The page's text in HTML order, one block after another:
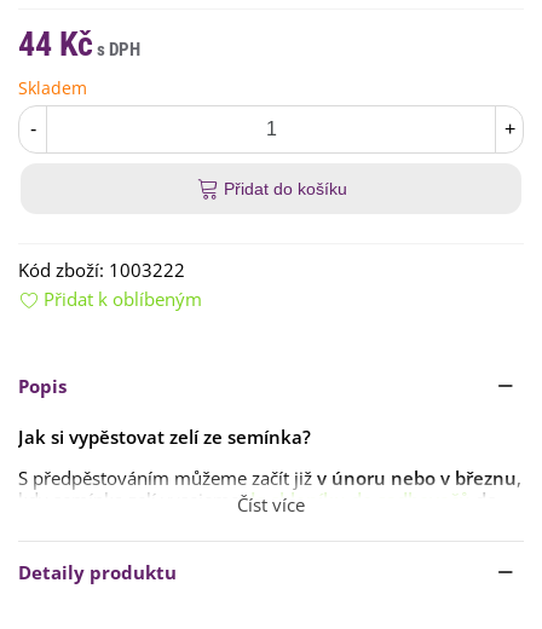
44 Kč
Skladem
- +
Přidat do košíku
Kód zboží: 1003222
Přidat k oblíbeným
Popis
Jak si vypěstovat zelí ze semínka?
S předpěstováním můžeme začít již v únoru nebo v březnu,
kdy semínka zelí vysejemedo skleníku do sadbovačů
do
teplotě 20 °C. Jakmile narostouoba dva děložní lístky,
teplotu snížímena 10 °C přibližně na týden
vrátíme k teplotěod 16 do 20 °C
Číst více
Detaily produktu